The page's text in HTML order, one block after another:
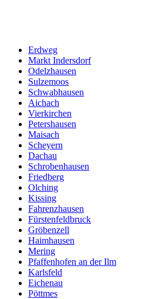
Erdweg
Markt Indersdorf
Odelzhausen
Sulzemoos
Schwabhausen
Aichach
Vierkirchen
Petershausen
Maisach
Scheyern
Dachau
Schrobenhausen
Friedberg
Olching
Kissing
Fahrenzhausen
Fürstenfeldbruck
Gröbenzell
Haimhausen
Mering
Pfaffenhofen an der Ilm
Karlsfeld
Eichenau
Pöttmes